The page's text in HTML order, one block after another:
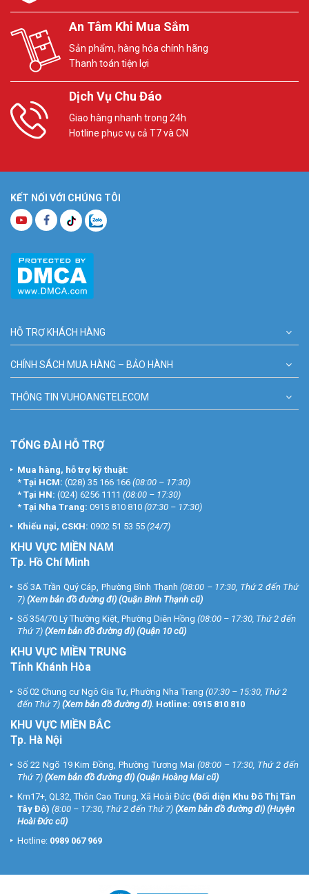
An Tâm Khi Mua Sắm
Sản phẩm, hàng hóa chính hãng
Thanh toán tiện lợi
Dịch Vụ Chu Đáo
Giao hàng nhanh trong 24h
Hotline phục vụ cả T7 và CN
KẾT NỐI VỚI CHÚNG TÔI
HỖ TRỢ KHÁCH HÀNG
CHÍNH SÁCH MUA HÀNG – BẢO HÀNH
THÔNG TIN VUHOANGTELECOM
TỔNG ĐÀI HỖ TRỢ
Mua hàng, hỗ trợ kỹ thuật:
* Tại HCM: (028) 35 166 166 (08:00 – 17:30)
* Tại HN: (024) 6256 1111 (08:00 – 17:30)
* Tại Nha Trang: 0915 810 810 (07:30 – 17:30)
Khiếu nại, CSKH: 0902 51 53 55 (24/7)
KHU VỰC MIỀN NAM
Tp. Hồ Chí Minh
Số 3A Trần Quý Cáp, Phường Bình Thạnh (08:00 – 17:30, Thứ 2 đến Thứ
7) (Xem bản đồ đường đi) (Quận Bình Thạnh cũ)
Số 354/70 Lý Thường Kiệt, Phường Diên Hồng (08:00 – 17:30, Thứ 2 đến
Thứ 7) (Xem bản đồ đường đi) (Quận 10 cũ)
KHU VỰC MIỀN TRUNG
Tỉnh Khánh Hòa
Số 02 Chung cư Ngô Gia Tự, Phường Nha Trang (07:30 – 15:30, Thứ 2
đến Thứ 7) (Xem bản đồ đường đi). Hotline: 0915 810 810
KHU VỰC MIỀN BẮC
Tp. Hà Nội
Số 22 Ngõ 19 Kim Đồng, Phường Tương Mai (08:00 – 17:30, Thứ 2 đến
Thứ 7) (Xem bản đồ đường đi) (Quận Hoàng Mai cũ)
Km17+, QL32, Thôn Cao Trung, Xã Hoài Đức (Đối diện Khu Đô Thị Tân
Tây Đô) (8:00 – 17:30, Thứ 2 đến Thứ 7) (Xem bản đồ đường đi) (Huyện
Hoài Đức cũ)
Hotline: 0989 067 969